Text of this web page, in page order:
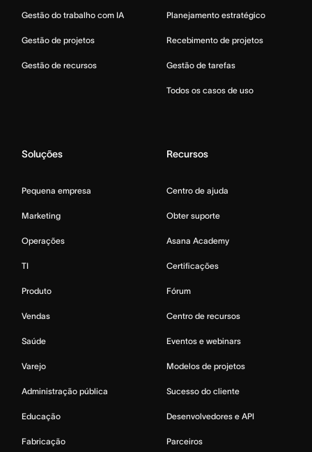
Gestão do trabalho com IA
Gestão de projetos
Gestão de recursos
Planejamento estratégico
Recebimento de projetos
Gestão de tarefas
Todos os casos de uso
Soluções
Pequena empresa
Marketing
Operações
TI
Produto
Vendas
Saúde
Varejo
Administração pública
Educação
Fabricação
Recursos
Centro de ajuda
Obter suporte
Asana Academy
Certificações
Fórum
Centro de recursos
Eventos e webinars
Modelos de projetos
Sucesso do cliente
Desenvolvedores e API
Parceiros